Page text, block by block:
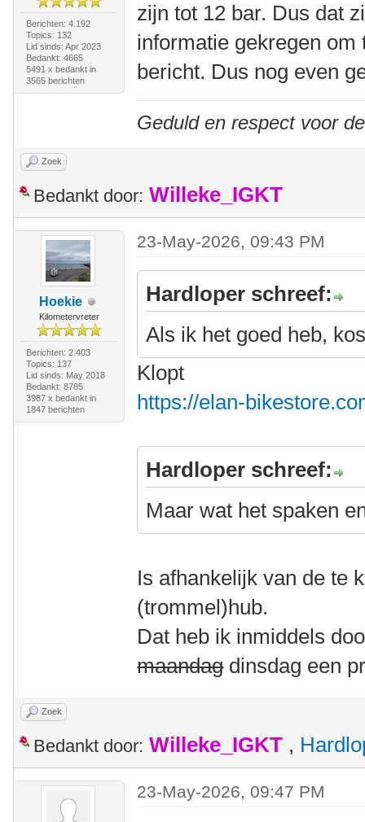
Berichten: 4.192
Topics: 132
Lid sinds: Apr 2023
Bedankt: 4665
5491 x bedankt in
3565 berichten
zijn tot 12 bar. Dus dat
informatie gekregen
bericht. Dus nog even
Geduld en respect voor
Zoek
Bedankt door: Willeke_IGKT
Hoekie
Kilometervreter
Berichten: 2.403
Topics: 137
Lid sinds: May 2018
Bedankt: 8785
3987 x bedankt in
1847 berichten
23-May-2026, 09:43 PM
Hardloper schreef:
Als ik het goed heb,
Klopt
https://elan-
Hardloper schreef:
Maar wat het spaken
Is afhankelijk van de te
(trommel)hub.
Dat heb ik inmiddels
maandagdinsdag een
Zoek
Bedankt door: Willeke_IGKT ,
23-May-2026, 09:47 PM